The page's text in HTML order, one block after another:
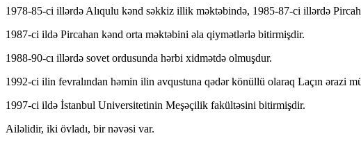
1978-85-ci illərdə Alıqulu kənd səkkiz illik məktəbində, 1985-87-ci illərdə
1987-ci ildə Pircahan kənd orta məktəbini əla qiymətlərlə bitirmişdir.
1988-90-cı illərdə sovet ordusunda hərbi xidmətdə olmuşdur.
1992-ci ilin fevralından həmin ilin avqustuna qədər könüllü olaraq Laçın ərazi
1997-ci ildə İstanbul Universitetinin Meşəçilik fakültəsini bitirmişdir.
Ailəlidir, iki övladı, bir nəvəsi var.